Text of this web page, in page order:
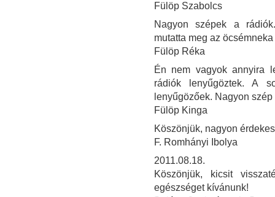
Fülöp Szabolcs
Nagyon szépek a
mutatta meg az
Fülöp Réka
Én nem vagyok annyira
rádiók lenyűgöztek. A
lenyűgözőek. Nagyon
Fülöp Kinga
Köszönjük, nagyon
F. Romhányi Ibolya
2011.08.18.
Köszönjük, kicsit
egészséget kívánunk!